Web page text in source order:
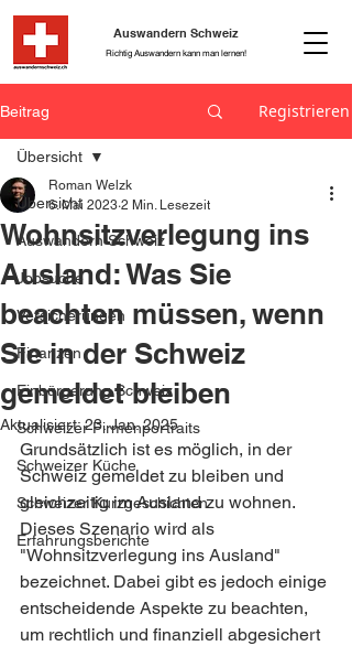
Richtig Auswandern kann man lernen!
Auswandern Schweiz
Beitrag Registrieren
Übersicht
Auswandern Schweiz
Jobsuche
Versicherungen
Finanzen
Einbürgerung Schweiz
Schweizer Firmenportraits
Schweizer Küche
Schweizer Kurzgeschichten
Erfahrungsberichte
Übersicht
Wohnsitzverlegung ins
Ausland: Was Sie
beachten müssen, wenn
Sie in der Schweiz
gemeldet bleiben
Roman Welzk
6. Mai 2023 2 Min. Lesezeit
Aktualisiert:23. Jan. 2025
Grundsätzlich ist es möglich, in der
Schweiz gemeldet zu bleiben und
gleichzeitig im Ausland zu wohnen.
Dieses Szenario wird als
"Wohnsitzverlegung ins Ausland"
bezeichnet. Dabei gibt es jedoch einige
entscheidende Aspekte zu beachten,
um rechtlich und finanziell abgesichert